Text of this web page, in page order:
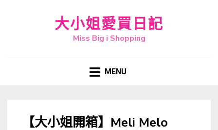
大小姐愛買日記
Miss Big i Shopping
MENU
【大小姐開箱】Meli Melo